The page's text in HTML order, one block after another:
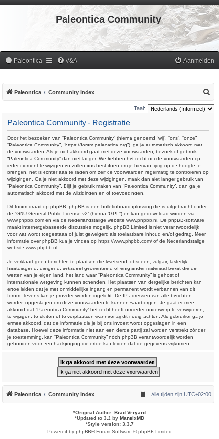
Paleontica Community
Paleontica V&A Aanmelden
Paleontica Community Index
o
e
Taal:
Paleontica Community - Registratie
Door het bezoeken van “Paleontica Community” (hierna genoemd “wij”, “ons”, “onze”,
“Paleontica Community”, “https://forum.paleontica.org”), ga je automatisch akkoord met
de voorwaarden. Als je niet akkoord gaat met deze voorwaarden, bezoek of gebruik
“Paleontica Community” dan niet langer. We hebben het recht om de voorwaarden op
ieder moment te wijzigen en zullen ons best doen om je hiervan tijdig op de hoogte te
brengen, het is echter aan te raden om zelf de voorwaarden regelmatig te controleren op
wijzigingen. Ga je niet akkoord met deze wijzigingen, maak dan niet langer gebruik van
“Paleontica Community”. Blijf je gebruik maken van “Paleontica Community”, dan ga je
automatisch akkoord met de wijzigingen en of toevoegingen.
Dit forum draait op phpBB. phpBB is een bulletinboardoplossing die is uitgebracht onder
de “GNU General Public License v2” (hierna “GPL”) en kan gedownload worden via
www.phpbb.com en via de Nederlandstalige website www.phpbb.nl . De phpBB-software
maakt internetgebaseerde discussies mogelijk. phpBB Limited is niet verantwoordelijk
voor wat wordt toegestaan of juist geweigerd als toelaatbare inhoud en/of gedrag. Meer
informatie over phpBB kun je vinden op https://www.phpbb.com/ of de Nederlandstalige
website www.phpbb.nl
Je verklaart geen berichten te plaatsen die kwetsend, obsceen, vulgair, lasterlijk,
haatdragend, dreigend, seksueel georiënteerd of enig ander materiaal bevat die de
wetten van je eigen land, het land waar “Paleontica Community” is gehost of
internationale wetgeving kunnen schenden. Het plaatsen van dergelijke berichten kan
ertoe leiden dat je met onmiddellijke ingang en permanent wordt verbannen van dit
forum. Tevens kan je provider worden ingelicht. De IP-adressen van alle berichten
worden opgeslagen om deze voorwaarden te kunnen waarborgen. Je gaat er mee
akkoord dat “Paleontica Community” het recht heeft om ieder onderwerp te verwijderen,
te wijzigen, te sluiten of te verplaatsen wanneer zij dit nodig achten. Als gebruiker ga je
ermee akkoord, dat de informatie die je bij ons invoert wordt opgeslagen in een
database. Hoewel deze informatie niet aan een derde partij zal worden verstrekt zónder
je toestemming, kan “Paleontica Community” nóch phpBB verantwoordelijk worden
gehouden voor een hackpoging die ertoe kan leiden dat de gegevens vrijkomen.
Paleontica Community Index Alle tijden zijn UTC+02:00
*Original Author: Brad Veryard
*Updated to 3.2 by MannixMD
*Style version: 3.3.7
Powered by phpBB® Forum Software © phpBB Limited